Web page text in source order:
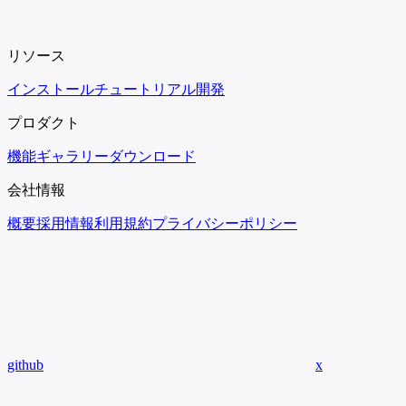
リソース
インストールチュートリアル開発
プロダクト
機能ギャラリーダウンロード
会社情報
概要採用情報利用規約プライバシーポリシー
github x